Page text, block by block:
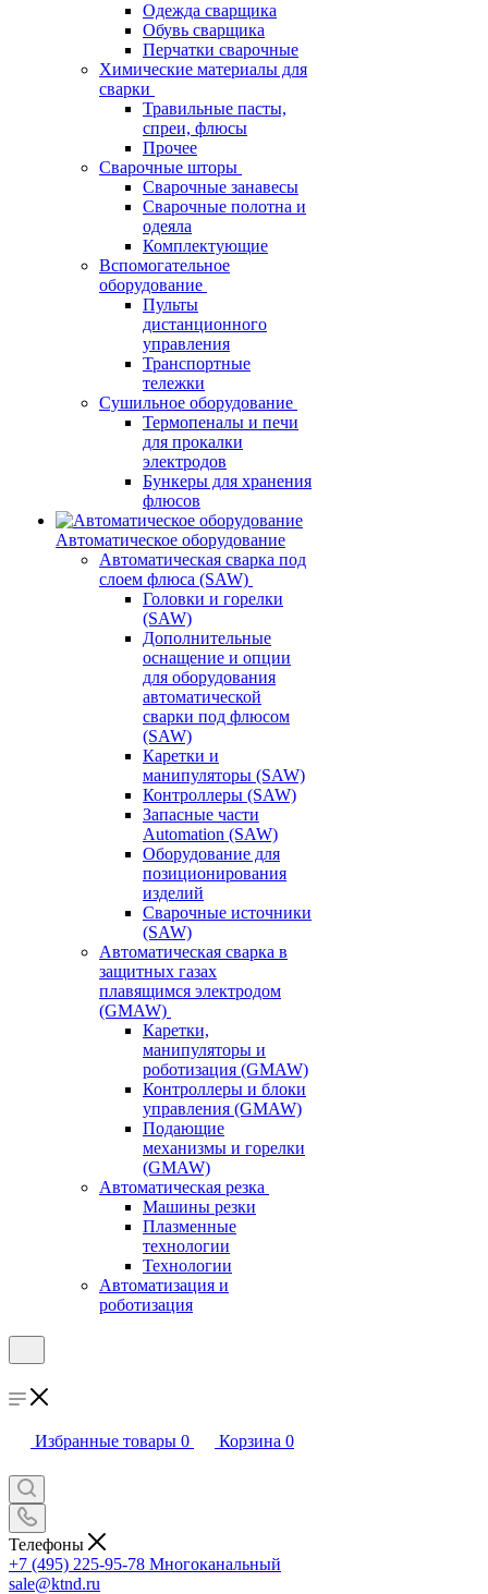
Одежда сварщика
Обувь сварщика
Перчатки сварочные
Химические материалы для
сварки
Травильные пасты,
спреи, флюсы
Прочее
Сварочные шторы
Сварочные занавесы
Сварочные полотна и
одеяла
Комплектующие
Вспомогательное
оборудование
Пульты
дистанционного
управления
Транспортные
тележки
Сушильное оборудование
Термопеналы и печи
для прокалки
электродов
Бункеры для хранения
флюсов
Автоматическое оборудование
Автоматическая сварка под
слоем флюса (SAW)
Головки и горелки
(SAW)
Дополнительные
оснащение и опции
для оборудования
автоматической
сварки под флюсом
(SAW)
Каретки и
манипуляторы (SAW)
Контроллеры (SAW)
Запасные части
Automation (SAW)
Оборудование для
позиционирования
изделий
Сварочные источники
(SAW)
Автоматическая сварка в
защитных газах
плавящимся электродом
(GMAW)
Каретки,
манипуляторы и
роботизация (GMAW)
Контроллеры и блоки
управления (GMAW)
Подающие
механизмы и горелки
(GMAW)
Автоматическая резка
Машины резки
Плазменные
технологии
Технологии
Автоматизация и
роботизация
Избранные товары 0 Корзина 0
Телефоны
+7 (495) 225-95-78 Многоканальный
sale@ktnd.ru